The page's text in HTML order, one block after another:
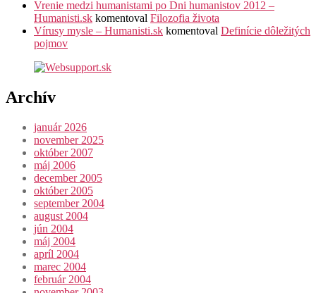
Vrenie medzi humanistami po Dni humanistov 2012 –
Humanisti.sk komentoval Filozofia života
Vírusy mysle – Humanisti.sk komentoval Definície dôležitých
pojmov
Archív
január 2026
november 2025
október 2007
máj 2006
december 2005
október 2005
september 2004
august 2004
jún 2004
máj 2004
apríl 2004
marec 2004
február 2004